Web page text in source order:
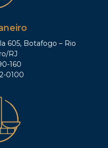
605, Botafogo – Rio
RJ
160
0100